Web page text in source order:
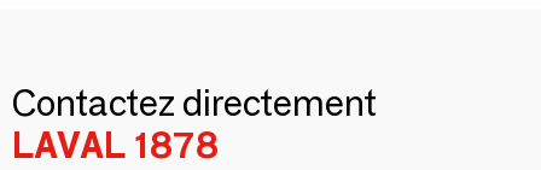
Contactez directement
LAVAL 1878